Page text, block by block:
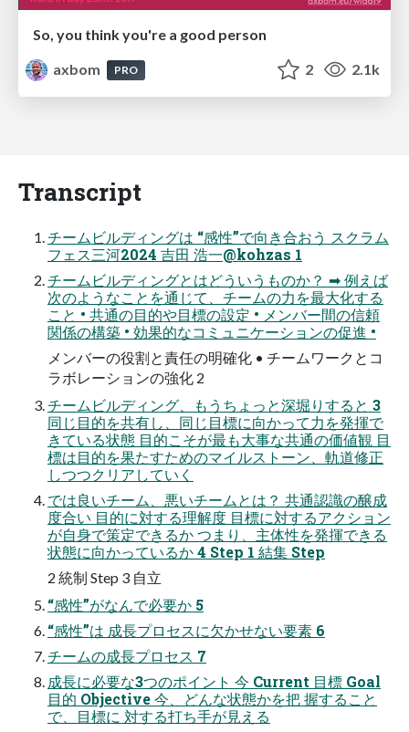
So, you think you're a good person
axbom
PRO 2 2.1k
Transcript
チームビルディングは “感性”で向き合おう スクラム
フェス三河2024 吉田 浩一@kohzas 1
チームビルディングとはどういうものか？ ➡ 例えば
次のようなことを通じて、チームの力を最大化する
こと • 共通の目的や目標の設定 • メンバー間の信頼
関係の構築 • 効果的なコミュニケーションの促進 •
メンバーの役割と責任の明確化 • チームワークとコ
ラボレーションの強化 2
チームビルディング、もうちょっと深堀りすると 3
同じ目的を共有し、同じ目標に向かって力を発揮で
きている状態 目的こそが最も大事な共通の価値観 目
標は目的を果たすためのマイルストーン、軌道修正
しつつクリアしていく
では良いチーム、悪いチームとは？ 共通認識の醸成
度合い 目的に対する理解度 目標に対するアクション
が自身で策定できるか つまり、主体性を発揮できる
状態に向かっているか 4 Step 1 結集 Step
2 統制 Step 3 自立
“感性”がなんで必要か 5
“感性”は 成長プロセスに欠かせない要素 6
チームの成長プロセス 7
成長に必要な3つのポイント 今 Current 目標 Goal
目的 Objective 今、どんな状態かを把 握すること
で、目標に 対する打ち手が見える